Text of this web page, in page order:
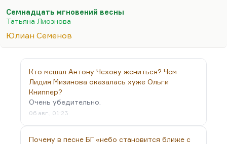
имел в виду в «Семнадцати мгновениях» очень
советскому состоянию умов. Но я не думаю, что
история.
Когда-то Слепакова сказала в поэме про Павла I:
«Из тела жизнь — как женщина из дому:
насильно отнята у одного, она милей становится
другому». Греховное удовольствие, самое сильное
удовольствие… Фашизм — это школа…
Семнадцать мгновений весны
Татьяна Лиознова
Юлиан Семенов
Кто мешал Антону Чехову жениться? Чем
Лидия Мизинова оказалась хуже Ольги
Книппер?
Очень убедительно.
06 авг., 01:23
Почему в песне БГ «небо становится ближе с